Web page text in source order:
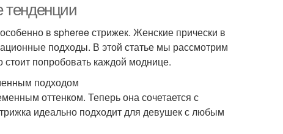
тенденции
в spheree стрижек. Женские прически в
подходы. В этой статье мы рассмотрим
попробовать каждой моднице.
подходом
оттенком. Теперь она сочетается с
идеально подходит для девушек с любым